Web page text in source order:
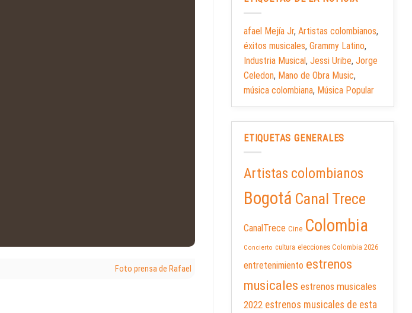
Foto prensa de Rafael
afael Mejía Jr, Artistas colombianos,
éxitos musicales, Grammy Latino,
Industria Musical, Jessi Uribe, Jorge
Celedon, Mano de Obra Music,
música colombiana, Música Popular
ETIQUETAS GENERALES
Artistas colombianos
Bogotá Canal Trece
CanalTrece Cine Colombia
Concierto cultura elecciones Colombia 2026
entretenimiento estrenos
musicales estrenos musicales
2022 estrenos musicales de esta